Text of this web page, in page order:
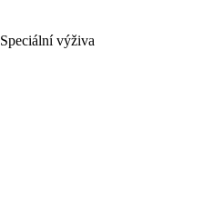
Speciální výživa